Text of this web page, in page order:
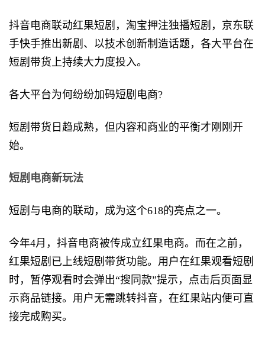
抖音电商联动红果短剧，淘宝押注独播短剧，京东联
手快手推出新剧、以技术创新制造话题，各大平台在
短剧带货上持续大力度投入。
各大平台为何纷纷加码短剧电商?
短剧带货日趋成熟，但内容和商业的平衡才刚刚开
始。
短剧电商新玩法
短剧与电商的联动，成为这个618的亮点之一。
今年4月，抖音电商被传成立红果电商。而在之前，
红果短剧已上线短剧带货功能。用户在红果观看短剧
时，暂停观看时会弹出“搜同款”提示，点击后页面显
示商品链接。用户无需跳转抖音，在红果站内便可直
接完成购买。